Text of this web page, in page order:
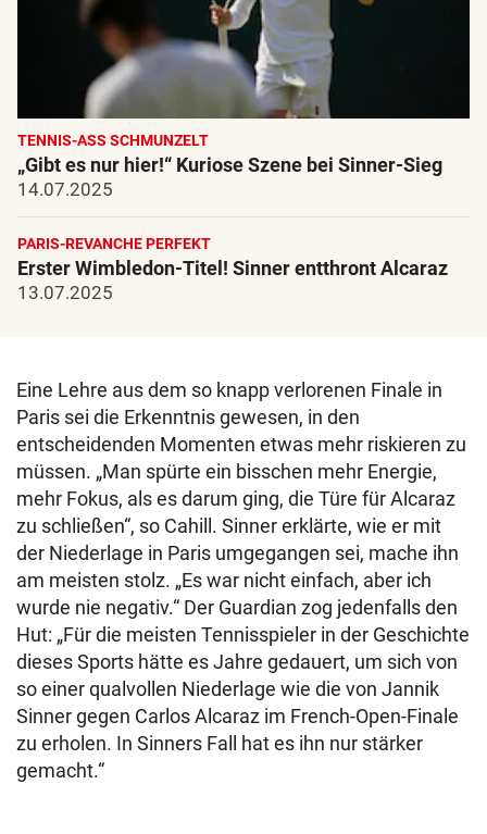
TENNIS-ASS SCHMUNZELT
„Gibt es nur hier!“ Kuriose Szene bei Sinner-Sieg
14.07.2025
PARIS-REVANCHE PERFEKT
Erster Wimbledon-Titel! Sinner entthront Alcaraz
13.07.2025
Eine Lehre aus dem so knapp verlorenen Finale in
Paris sei die Erkenntnis gewesen, in den
entscheidenden Momenten etwas mehr riskieren zu
müssen. „Man spürte ein bisschen mehr Energie,
mehr Fokus, als es darum ging, die Türe für Alcaraz
zu schließen“, so Cahill. Sinner erklärte, wie er mit
der Niederlage in Paris umgegangen sei, mache ihn
am meisten stolz. „Es war nicht einfach, aber ich
wurde nie negativ.“ Der Guardian zog jedenfalls den
Hut: „Für die meisten Tennisspieler in der Geschichte
dieses Sports hätte es Jahre gedauert, um sich von
so einer qualvollen Niederlage wie die von Jannik
Sinner gegen Carlos Alcaraz im French-Open-Finale
zu erholen. In Sinners Fall hat es ihn nur stärker
gemacht.“